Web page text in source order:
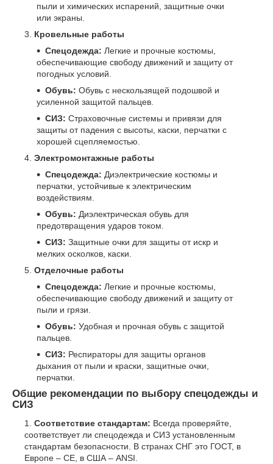
пыли и химических испарений, защитные очки
или экраны.
Кровельные работы
Спецодежда: Легкие и прочные костюмы,
обеспечивающие свободу движений и защиту от
погодных условий.
Обувь: Обувь с нескользящей подошвой и
усиленной защитой пальцев.
СИЗ: Страховочные системы и привязи для
защиты от падения с высоты, каски, перчатки с
хорошей сцепляемостью.
Электромонтажные работы
Спецодежда: Диэлектрические костюмы и
перчатки, устойчивые к электрическим
воздействиям.
Обувь: Диэлектрическая обувь для
предотвращения ударов током.
СИЗ: Защитные очки для защиты от искр и
мелких осколков, каски.
Отделочные работы
Спецодежда: Легкие и прочные костюмы,
обеспечивающие свободу движений и защиту от
пыли и грязи.
Обувь: Удобная и прочная обувь с защитой
пальцев.
СИЗ: Респираторы для защиты органов
дыхания от пыли и краски, защитные очки,
перчатки.
Общие рекомендации по выбору спецодежды и
СИЗ
Соответствие стандартам: Всегда проверяйте,
соответствует ли спецодежда и СИЗ установленным
стандартам безопасности. В странах СНГ это ГОСТ, в
Европе – CE, в США – ANSI.